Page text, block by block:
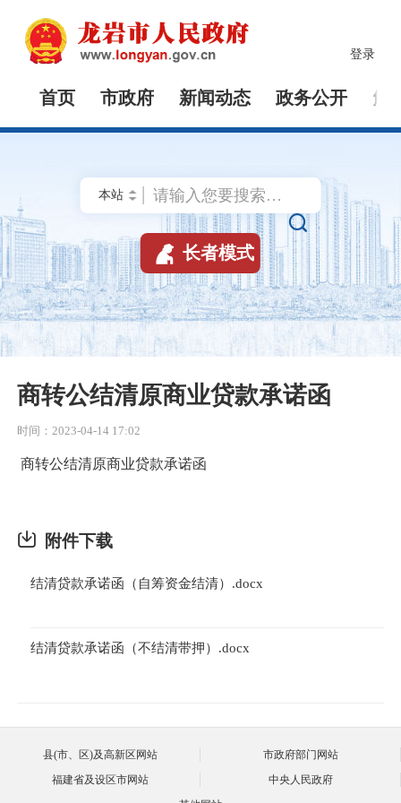
登录
首页 市政府 新闻动态 政务公开 解

 长者模式
商转公结清原商业贷款承诺函
时间：2023-04-14 17:02
商转公结清原商业贷款承诺函
附件下载
结清贷款承诺函（自筹资金结清）.docx
结清贷款承诺函（不结清带押）.docx
县(市、区)及高新区网站
市政府部门网站
福建省及设区市网站
中央人民政府